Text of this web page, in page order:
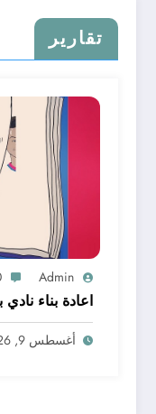
تقارير
Admin
اعادة بناء نادي برشلونة
أغسطس 9, 2026